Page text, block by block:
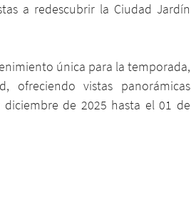
a redescubrir la Ciudad Jardín
única para la temporada,
vistas panorámicas
de 2025 hasta el 01 de